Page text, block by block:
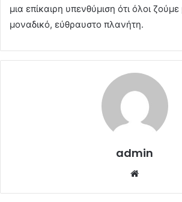
μια επίκαιρη υπενθύμιση ότι όλοι
μοναδικό, εύθραυστο πλανήτη.
admin